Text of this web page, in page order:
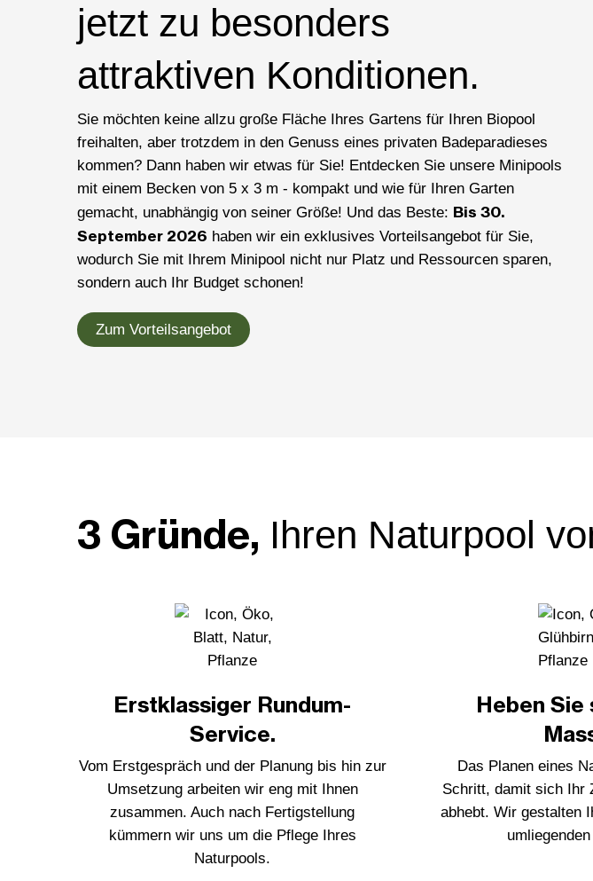
jetzt zu besonders
attraktiven Konditionen.
Sie möchten keine allzu große Fläche Ihres Gartens für Ihren Biopool
freihalten, aber trotzdem in den Genuss eines privaten Badeparadieses
kommen? Dann haben wir etwas für Sie! Entdecken Sie unsere Minipools
mit einem Becken von 5 x 3 m - kompakt und wie für Ihren Garten
gemacht, unabhängig von seiner Größe! Und das Beste: Bis 30.
September 2026 haben wir ein exklusives Vorteilsangebot für Sie,
wodurch Sie mit Ihrem Minipool nicht nur Platz und Ressourcen sparen,
sondern auch Ihr Budget schonen!
Zum Vorteilsangebot
3 Gründe, Ihren Naturpool
Erstklassiger Rundum-
Service.
Vom Erstgespräch und der Planung bis hin zur
Umsetzung arbeiten wir eng mit Ihnen
zusammen. Auch nach Fertigstellung
kümmern wir uns um die Pflege Ihres
Naturpools.
Heben Sie
Das Planen eines
Schritt, damit sich Ihr
abhebt. Wir gestalten